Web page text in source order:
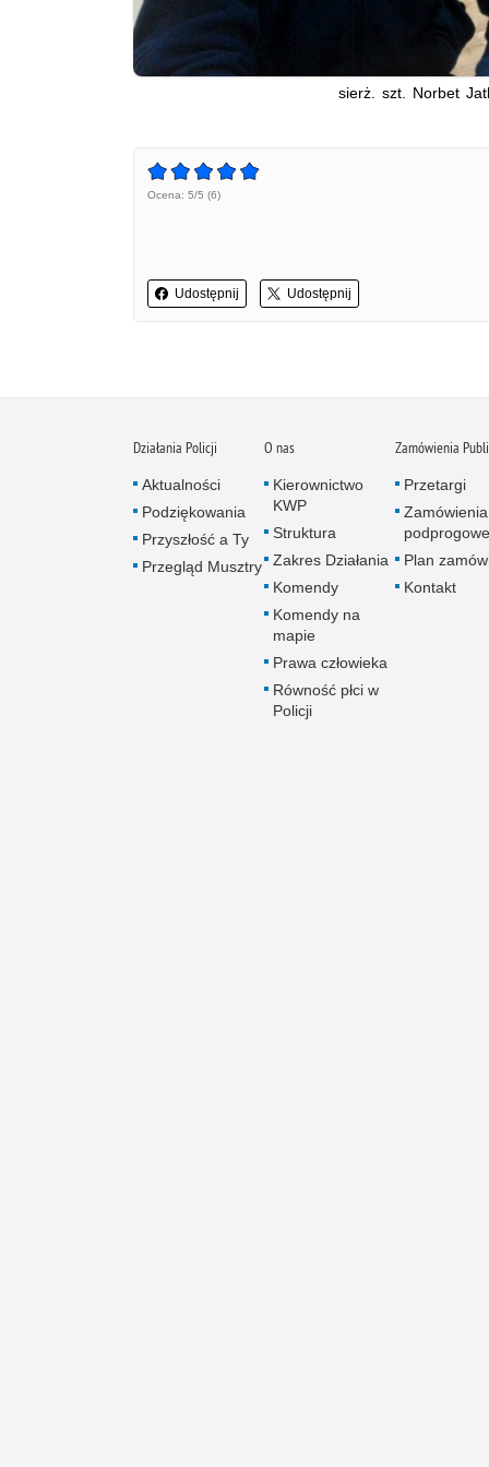
sierż. szt. Norbet
Ocena: 5/5 (6)
Udostępnij Udostępnij
Działania Policji
Aktualności
Podziękowania
Przyszłość a Ty
Przegląd Musztry
O nas
Kierownictwo
KWP
Struktura
Zakres Działania
Komendy
Komendy na
mapie
Prawa człowieka
Równość płci w
Policji
Zamówienia
Przetargi
Zamówienia
podprogowe
Plan
Kontakt